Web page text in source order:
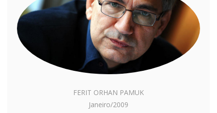
FERIT ORHAN PAMUK
Janeiro/2009